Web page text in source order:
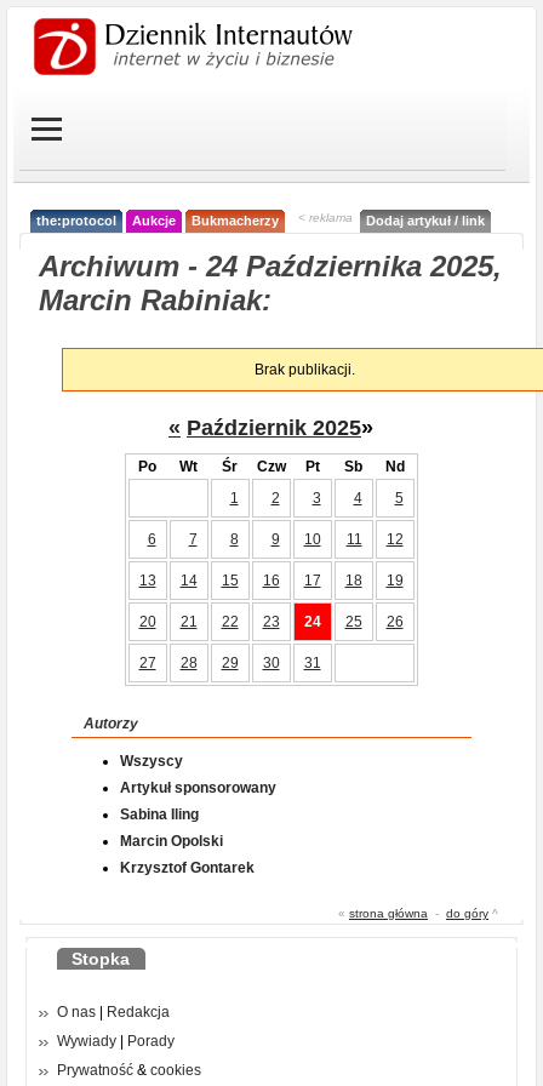
the:protocol Aukcje Bukmacherzy < reklama Dodaj artykuł / link
Archiwum - 24 Października 2025,
Marcin Rabiniak:
Brak publikacji.
« Październik 2025»
Po Wt Śr Czw Pt Sb
Nd
1
2 3 4 5
6 7 8 9 10 11 12
13 14 15 16 17 18 19
20 21 22 23 24 25 26
27 28 29 30 31
Autorzy
Wszyscy
Artykuł sponsorowany
Sabina Iling
Marcin Opolski
Krzysztof Gontarek
« strona główna - do góry ^
Stopka
O nas
Redakcja
Wywiady
Porady
Prywatność & cookies